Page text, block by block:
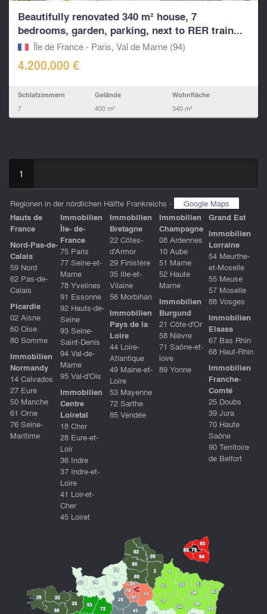
Beautifully renovated 340 m² house, 7
bedrooms, garden, parking, next to RER train...
Île de France - Paris, Val de Marne (94)
4.200.000 €
Schlafzimmern
7
Gelände
400 m²
Wohnfläche
340 m²
1
Regionen in der nördlichen Hälfte Frankreichs -
Google Maps
Hauts de
France
Nord-Pas-de-
Calais
59 Nord
62 Pas-de-
Calais
Picardie
02 Aisne
60 Oise
80 Somme
Immobilien
Normandy
14 Calvados
27 Eure
50 Manche
61 Orne
76 Seine-
Maritime
Immobilien
Île- de-
France
75 Paris
77 Seine-et-
Marne
78 Yvelines
91 Essonne
92 Hauts-de-
Seine
93 Seine-
Saint-Denis
94 Val-de-
Marne
95 Val-d'Ois
Immobilien
Centre
Loiretal
18 Cher
28 Eure-et-
Loir
36 Indre
37 Indre-et-
Loire
41 Loir-et-
Cher
45 Loiret
Immobilien
Bretagne
22 Côtes-
d'Armor
29 Finistère
35 Ille-et-
Vilaine
56 Morbihan
Immobilien
Pays de la
Loire
44 Loire-
Atlantique
49 Maine-et-
Loire
53 Mayenne
72 Sarthe
85 Vendée
Immobilien
Champagne
08 Ardennes
10 Aube
51 Marne
52 Haute
Marne
Immobilien
Burgund
21 Côte-d'Or
58 Nièvre
71 Saône-et-
loire
89 Yonne
Grand Est
Immobilien
Lorraine
54 Meurthe-
et-Moselle
55 Meuse
57 Moselle
88 Vosges
Immobilien
Elsass
67 Bas Rhin
68 Haut-Rhin
Immobilien
Franche-
Comté
25 Doubs
39 Jura
70 Haute
Saône
90 Territoire
de Belfort